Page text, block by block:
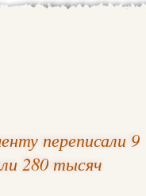
переписали 9
280 тысяч